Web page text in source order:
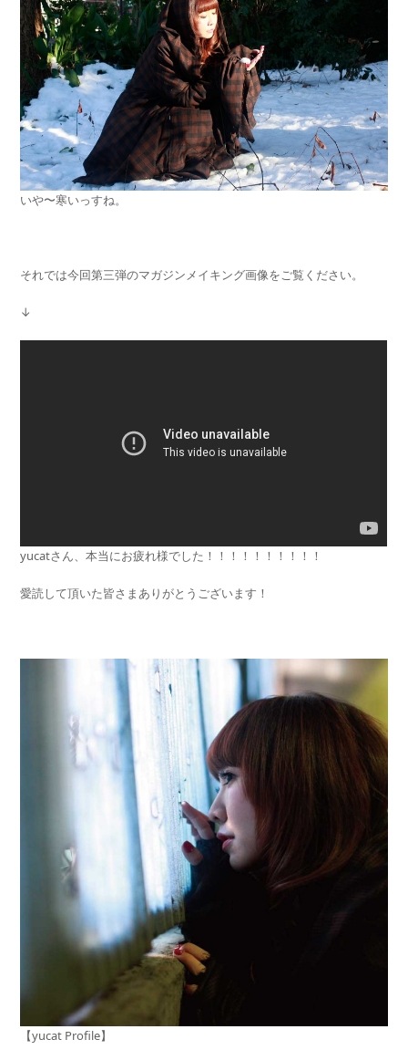
いや〜寒いっすね。
それでは今回第三弾のマガジンメイキング画像をご覧ください。
↓
yucatさん、本当にお疲れ様でした！！！！！！！！！！
愛読して頂いた皆さまありがとうございます！
【yucat Profile】